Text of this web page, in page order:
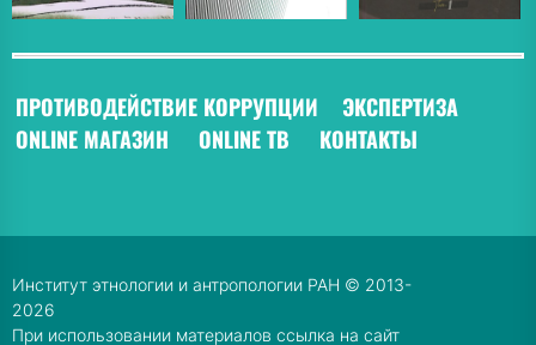
ПРОТИВОДЕЙСТВИЕ КОРРУПЦИИ ЭКСПЕРТИЗА
ONLINE МАГАЗИН
ONLINE ТВ КОНТАКТЫ
Институт этнологии и антропологии РАН © 2013-
2026
При использовании материалов ссылка на сайт